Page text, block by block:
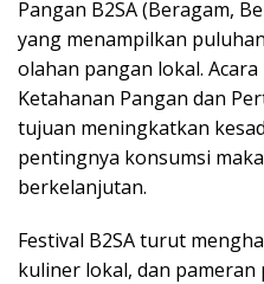
Pangan B2SA (Beragam,
yang menampilkan
olahan pangan lokal.
Ketahanan Pangan dan
tujuan meningkatkan
pentingnya konsumsi
berkelanjutan.
Festival B2SA turut
kuliner lokal, dan